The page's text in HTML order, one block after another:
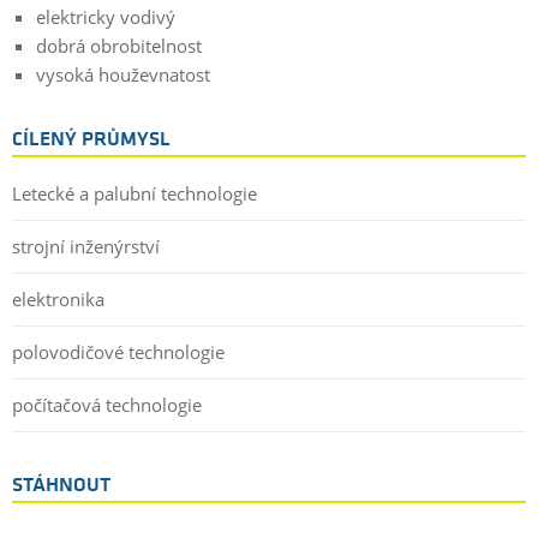
můžeme poskytnout i prohlášení o shodě.
elektricky vodivý
dobrá obrobitelnost
vysoká houževnatost
CÍLENÝ PRŮMYSL
Letecké a palubní technologie
strojní inženýrství
elektronika
polovodičové technologie
počítačová technologie
STÁHNOUT